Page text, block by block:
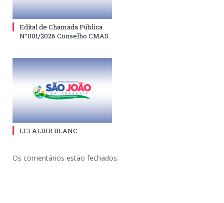
Edital de Chamada Pública
N°001/2026 Conselho CMAS
LEI ALDIR BLANC
Os comentários estão fechados.